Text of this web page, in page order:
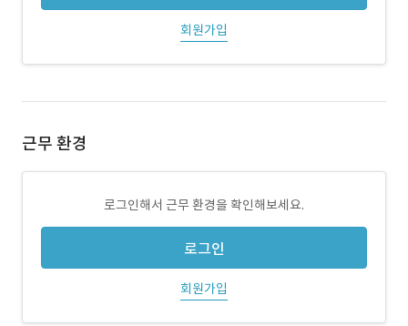
회원가입
근무 환경
로그인해서 근무 환경을 확인해보세요.
로그인
회원가입